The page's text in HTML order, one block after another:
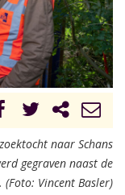
naar Schans
gegraven naast de
(Foto: Vincent Basler)